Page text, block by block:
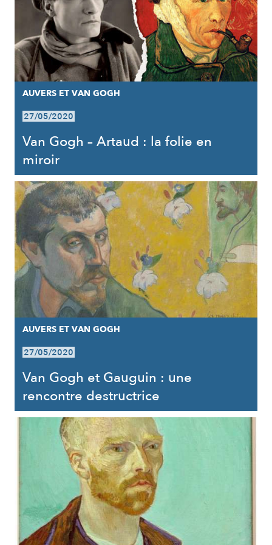
AUVERS ET VAN GOGH
27/05/2020
Van Gogh – Artaud : la folie en
miroir
AUVERS ET VAN GOGH
27/05/2020
Van Gogh et Gauguin : une
rencontre destructrice